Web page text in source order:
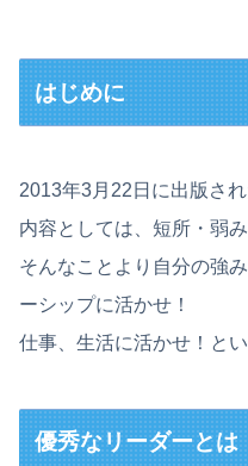
はじめに
2013年3月22日に出版さ
内容としては、短所・弱
そんなことより自分の強
ーシップに活かせ！
仕事、生活に活かせ！とい
優秀なリーダーとは